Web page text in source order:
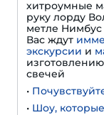
хитроумные
руку лорду
метле Нимбус
Вас ждут
экскурсии и
свечей
•
• Шоу,